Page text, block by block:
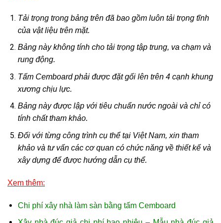
Tải trọng trong bảng trên đã bao gồm luôn tải trọng tĩnh
của vật liệu trên mặt.
Bảng này không tính cho tải trọng tập trung, va chạm và
rung động.
Tấm Cemboard phải được đặt gối lên trên 4 cạnh khung
xương chịu lực.
Bảng này được lập với tiêu chuẩn nước ngoài và chỉ có
tính chất tham khảo.
Đối với từng công trình cụ thể tại Việt Nam, xin tham
khảo và tư vấn các cơ quan có chức năng về thiết kế và
xây dựng để được hướng dẫn cụ thể.
Xem thêm:
Chi phí xây nhà làm sàn bằng tấm Cemboard